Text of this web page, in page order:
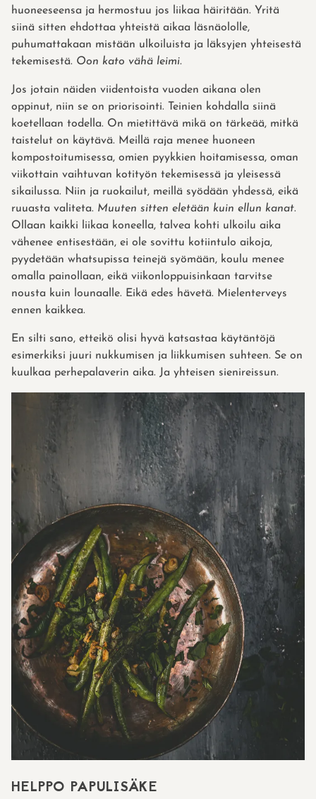
huoneeseensa ja hermostuu jos liikaa häiritään. Yritä
siinä sitten ehdottaa yhteistä aikaa läsnäololle,
puhumattakaan mistään ulkoiluista ja läksyjen yhteisestä
tekemisestä. Oon kato vähä leimi.
Jos jotain näiden viidentoista vuoden aikana olen
oppinut, niin se on priorisointi. Teinien kohdalla siinä
koetellaan todella. On mietittävä mikä on tärkeää, mitkä
taistelut on käytävä. Meillä raja menee huoneen
kompostoitumisessa, omien pyykkien hoitamisessa, oman
viikottain vaihtuvan kotityön tekemisessä ja yleisessä
sikailussa. Niin ja ruokailut, meillä syödään yhdessä, eikä
ruuasta valiteta. Muuten sitten eletään kuin ellun kanat.
Ollaan kaikki liikaa koneella, talvea kohti ulkoilu aika
vähenee entisestään, ei ole sovittu kotiintulo aikoja,
pyydetään whatsupissa teinejä syömään, koulu menee
omalla painollaan, eikä viikonloppuisinkaan tarvitse
nousta kuin lounaalle. Eikä edes hävetä. Mielenterveys
ennen kaikkea.
En silti sano, etteikö olisi hyvä katsastaa käytäntöjä
esimerkiksi juuri nukkumisen ja liikkumisen suhteen. Se on
kuulkaa perhepalaverin aika. Ja yhteisen sienireissun.
HELPPO PAPULISÄKE